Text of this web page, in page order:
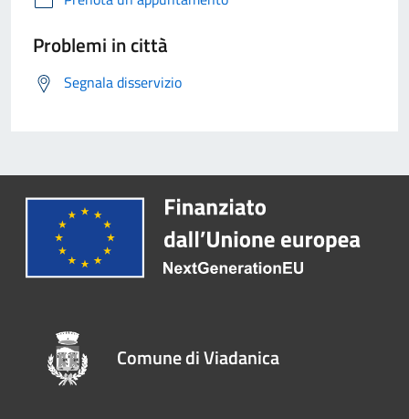
Problemi in città
Segnala disservizio
Comune di Viadanica